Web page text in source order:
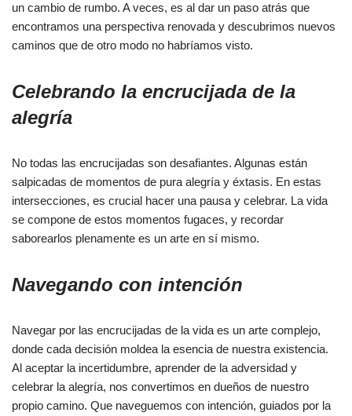
un cambio de rumbo. A veces, es al dar un paso atrás que
encontramos una perspectiva renovada y descubrimos nuevos
caminos que de otro modo no habríamos visto.
Celebrando la encrucijada de la
alegría
No todas las encrucijadas son desafiantes. Algunas están
salpicadas de momentos de pura alegría y éxtasis. En estas
intersecciones, es crucial hacer una pausa y celebrar. La vida
se compone de estos momentos fugaces, y recordar
saborearlos plenamente es un arte en sí mismo.
Navegando con intención
Navegar por las encrucijadas de la vida es un arte complejo,
donde cada decisión moldea la esencia de nuestra existencia.
Al aceptar la incertidumbre, aprender de la adversidad y
celebrar la alegría, nos convertimos en dueños de nuestro
propio camino. Que naveguemos con intención, guiados por la